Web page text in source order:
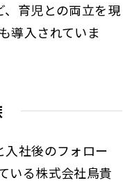
育児との両立を現
導入されていま
社後のフォロー
いる株式会社鳥貴